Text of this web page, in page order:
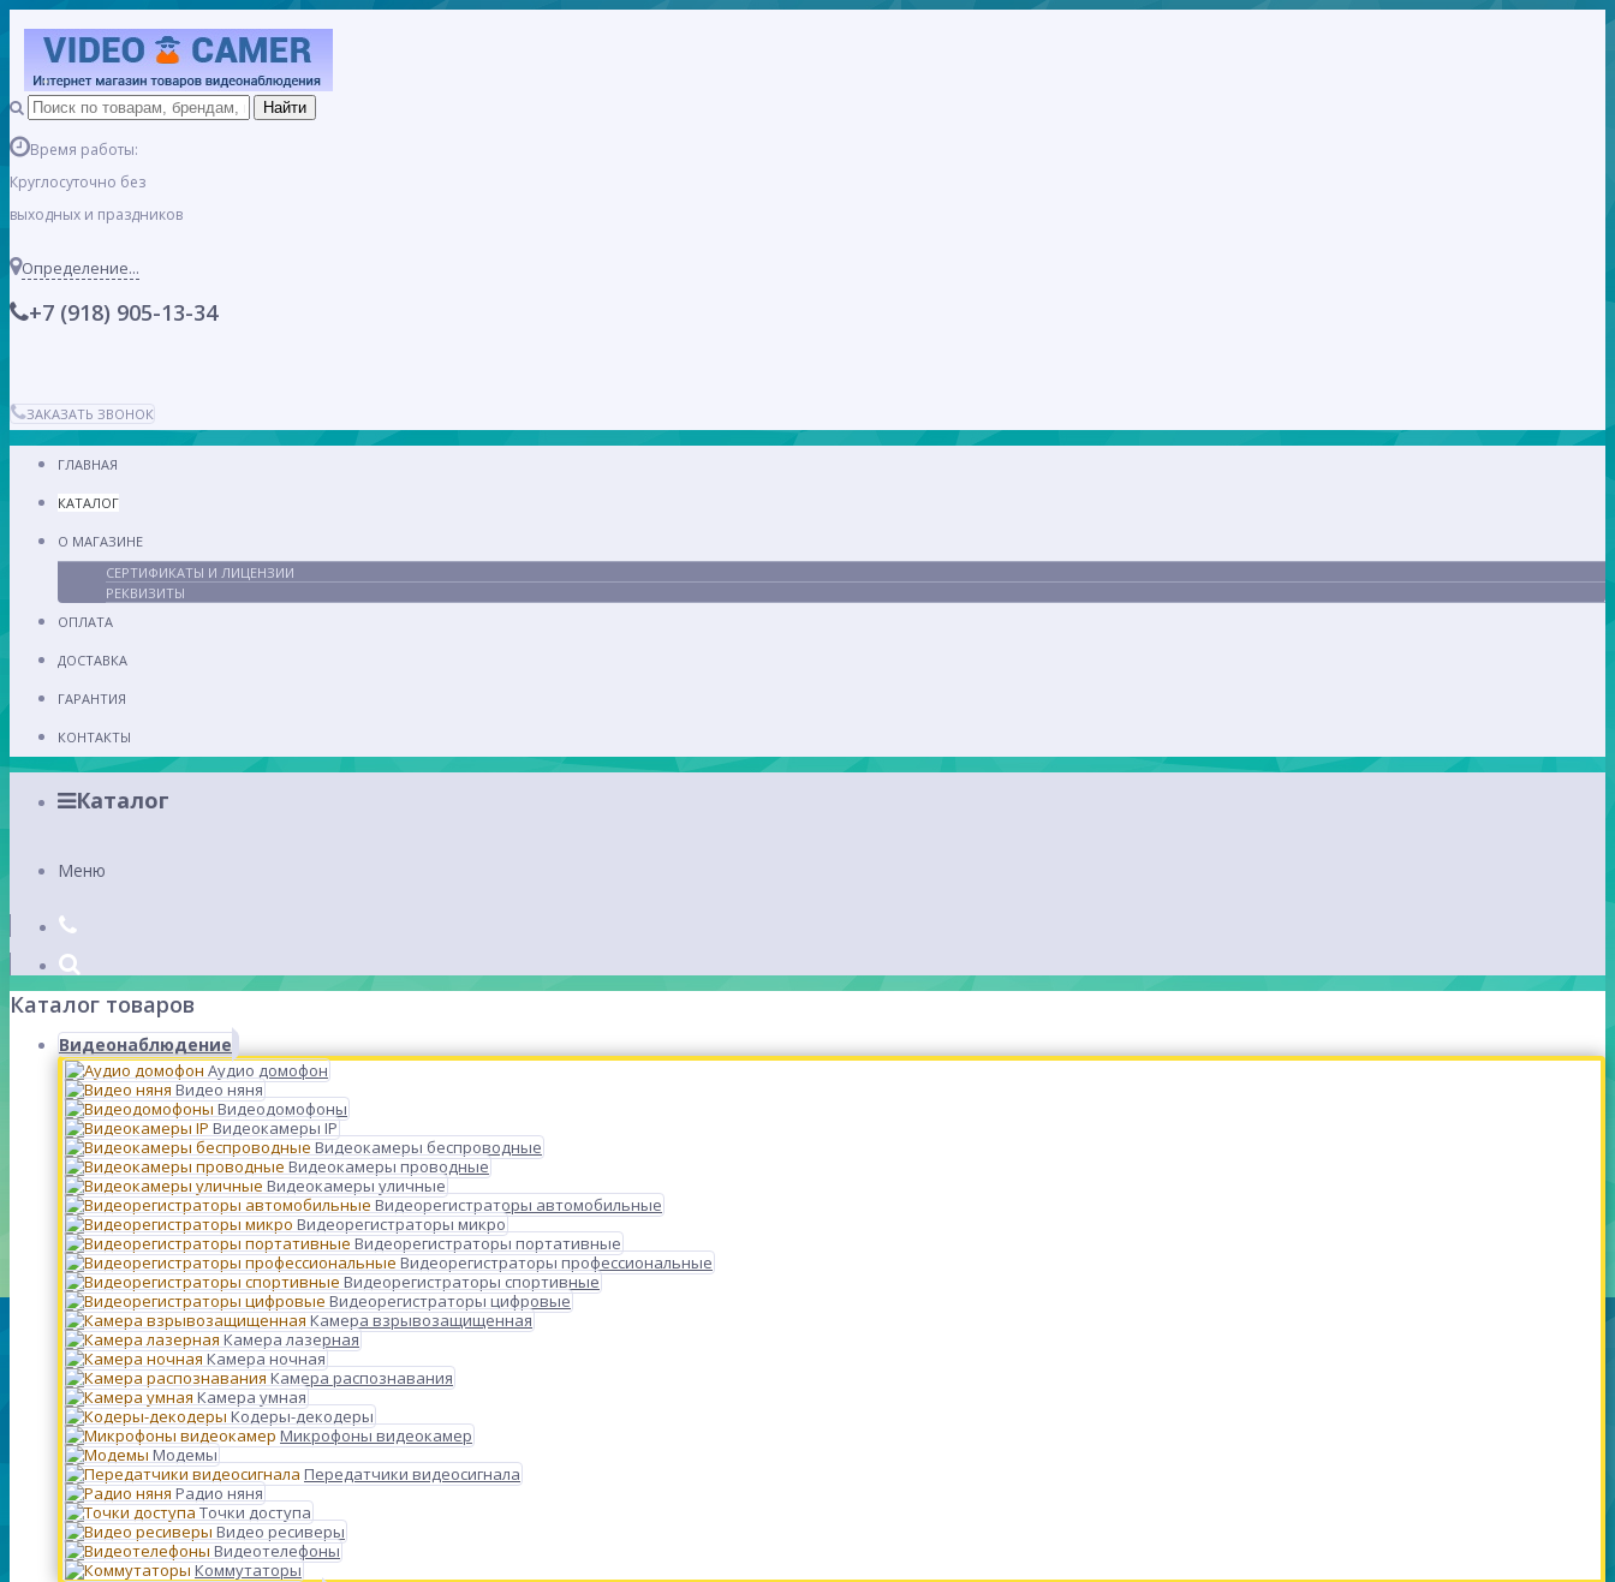
Время работы:
Круглосуточно без
выходных и праздников
Определение...
+7 (918) 905-13-34
ЗАКАЗАТЬ ЗВОНОК
ГЛАВНАЯ
КАТАЛОГ
О МАГАЗИНЕ
СЕРТИФИКАТЫ И ЛИЦЕНЗИИ
РЕКВИЗИТЫ
ОПЛАТА
ДОСТАВКА
ГАРАНТИЯ
КОНТАКТЫ
Каталог
Меню
Каталог товаров
Видеонаблюдение
Аудио домофон
Видео няня
Видеодомофоны
Видеокамеры IP
Видеокамеры беспроводные
Видеокамеры проводные
Видеокамеры уличные
Видеорегистраторы автомобильные
Видеорегистраторы микро
Видеорегистраторы портативные
Видеорегистраторы профессиональные
Видеорегистраторы спортивные
Видеорегистраторы цифровые
Камера взрывозащищенная
Камера лазерная
Камера ночная
Камера распознавания
Камера умная
Кодеры-декодеры
Микрофоны видеокамер
Модемы
Передатчики видеосигнала
Радио няня
Точки доступа
Видео ресиверы
Видеотелефоны
Коммутаторы